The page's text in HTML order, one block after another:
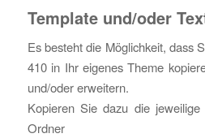
Template und/oder
Es besteht die Möglichkeit, dass
410 in Ihr eigenes Theme
und/oder erweitern.
Kopieren Sie dazu die
Ordner